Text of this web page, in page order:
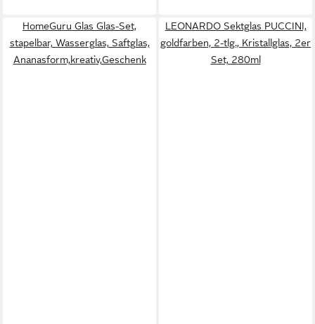
HomeGuru Glas Glas-Set,
stapelbar, Wasserglas, Saftglas,
Ananasform,kreativ,Geschenk
LEONARDO Sektglas PUCCINI,
goldfarben, 2-tlg., Kristallglas, 2er
Set, 280ml